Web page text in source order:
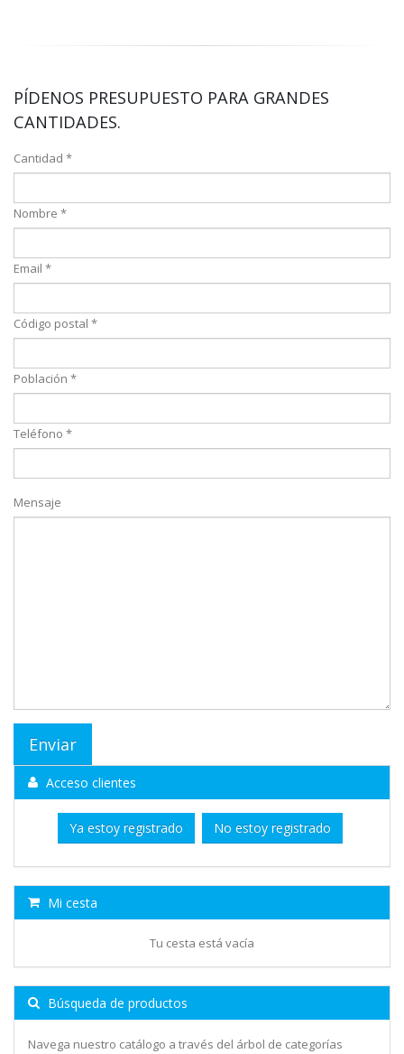
PÍDENOS PRESUPUESTO PARA GRANDES
CANTIDADES.
Cantidad *
Nombre *
Email *
Código postal *
Población *
Teléfono *
Mensaje
Acceso clientes
Ya estoy registrado No estoy registrado
Mi cesta
Tu cesta está vacía
Búsqueda de productos
Navega nuestro catálogo a través del árbol de categorías